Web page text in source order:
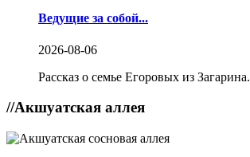
Ведущие за собой...
2026-08-06
Рассказ о семье Егоровых из Загарина.
//Акшуатская аллея